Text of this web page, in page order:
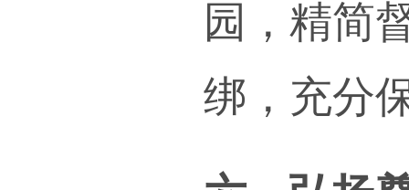
（十
合教